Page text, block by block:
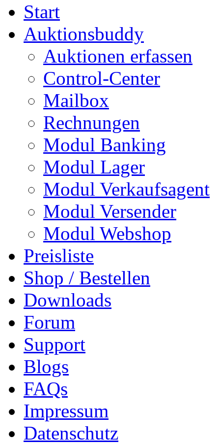
Start
Auktionsbuddy
Auktionen erfassen
Control-Center
Mailbox
Rechnungen
Modul Banking
Modul Lager
Modul Verkaufsagent
Modul Versender
Modul Webshop
Preisliste
Shop / Bestellen
Downloads
Forum
Support
Blogs
FAQs
Impressum
Datenschutz